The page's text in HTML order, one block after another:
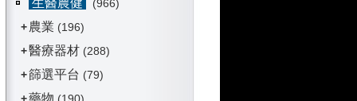
(966)
+ 農業 (196)
+醫療器材 (288)
+篩選平台 (79)
+藥物 (190)